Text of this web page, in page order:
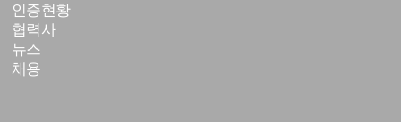
인증현황
협력사
뉴스
채용